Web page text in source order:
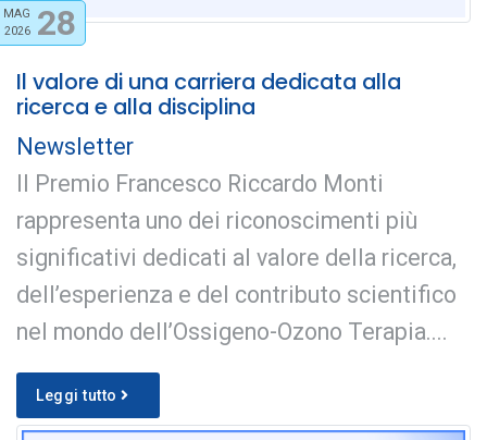
MAG
2026 28
Il valore di una carriera dedicata alla
ricerca e alla disciplina
Newsletter
Il Premio Francesco Riccardo Monti
rappresenta uno dei riconoscimenti più
significativi dedicati al valore della ricerca,
dell’esperienza e del contributo scientifico
nel mondo dell’Ossigeno-Ozono Terapia....
Leggi tutto